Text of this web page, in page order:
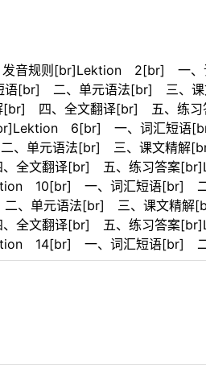
音规则[br]Lektion 2[br] 一、
[br] 二、单元语法[br] 三、
四、全文翻译[br] 五、练
6[br] 一、词汇短语
单元语法[br] 三、课文精
全文翻译[br] 五、练习答
10[br] 一、词汇短语[br]
、单元语法[br] 三、课文精
全文翻译[br] 五、练习答案
14[br] 一、词汇短语[br]